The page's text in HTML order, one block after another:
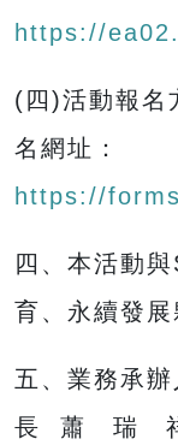
https://
(四)活動報名
名網址：
https://
四、本活動
育、永續發展
五、業務承
長 蕭 瑞